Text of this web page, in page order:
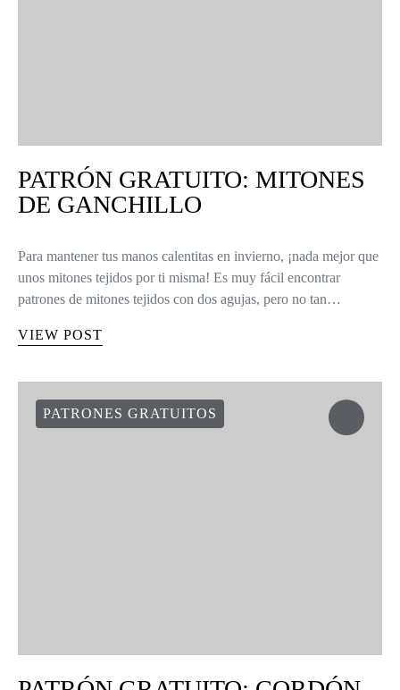
PATRÓN GRATUITO: MITONES
DE GANCHILLO
Para mantener tus manos calentitas en invierno, ¡nada mejor que
unos mitones tejidos por ti misma! Es muy fácil encontrar
patrones de mitones tejidos con dos agujas, pero no tan…
VIEW POST
PATRONES GRATUITOS